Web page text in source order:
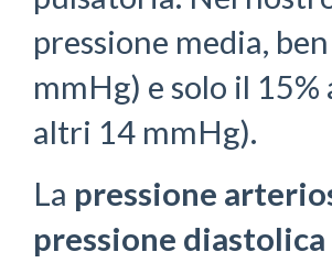
pressione media,
mmHg) e solo il
altri 14 mmHg).
La pressione
pressione